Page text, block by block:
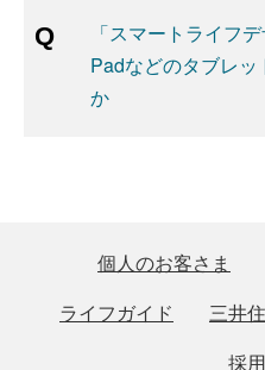
「スマートライフ
Padなどのタブレ
か
個人のお客さま
ライフガイド
三井
採